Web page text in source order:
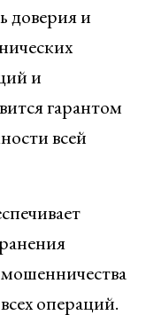
доверия и
и
гарантом
всей
операций.